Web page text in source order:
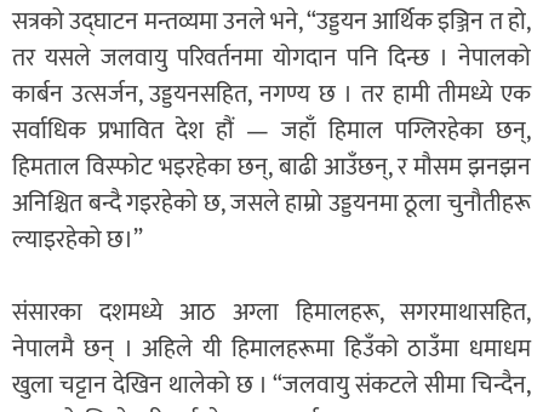
सत्रको उद्घाटन मन्तव्यमा उनले भने, “उड्डयन आर्थिक इञ्जिन त हो,
तर यसले जलवायु परिवर्तनमा योगदान पनि दिन्छ । नेपालको
कार्बन उत्सर्जन, उड्डयनसहित, नगण्य छ । तर हामी तीमध्ये एक
सर्वाधिक प्रभावित देश हौं — जहाँ हिमाल पग्लिरहेका छन्,
हिमताल विस्फोट भइरहेका छन्, बाढी आउँछन्, र मौसम झनझन
अनिश्चित बन्दै गइरहेको छ, जसले हाम्रो उड्डयनमा ठूला चुनौतीहरू
ल्याइरहेको छ।”
संसारका दशमध्ये आठ अग्ला हिमालहरू, सगरमाथासहित,
नेपालमै छन् । अहिले यी हिमालहरूमा हिउँको ठाउँमा धमाधम
खुला चट्टान देखिन थालेको छ । “जलवायु संकटले सीमा चिन्दैन,